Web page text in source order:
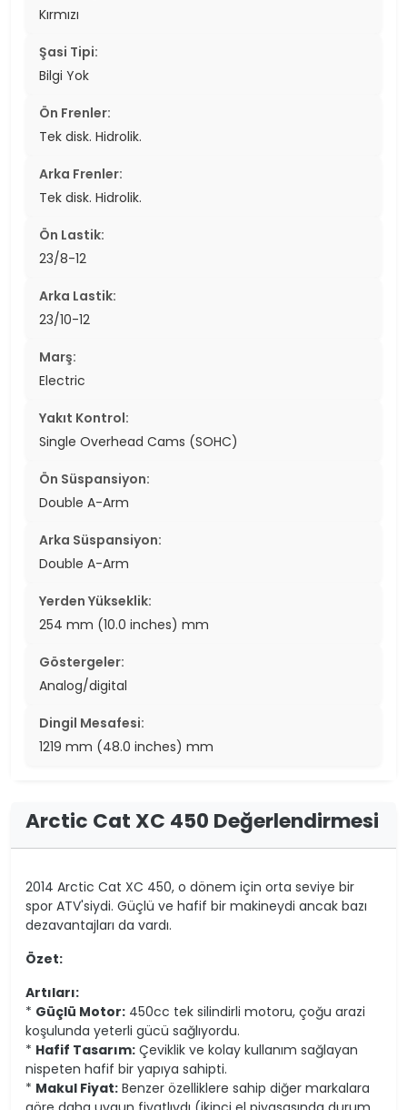
Kırmızı
Şasi Tipi:
Bilgi Yok
Ön Frenler:
Tek disk. Hidrolik.
Arka Frenler:
Tek disk. Hidrolik.
Ön Lastik:
23/8-12
Arka Lastik:
23/10-12
Marş:
Electric
Yakıt Kontrol:
Single Overhead Cams (SOHC)
Ön Süspansiyon:
Double A-Arm
Arka Süspansiyon:
Double A-Arm
Yerden Yükseklik:
254 mm (10.0 inches) mm
Göstergeler:
Analog/digital
Dingil Mesafesi:
1219 mm (48.0 inches) mm
Arctic Cat XC 450 Değerlendirmesi
2014 Arctic Cat XC 450, o dönem için orta seviye bir
spor ATV'siydi. Güçlü ve hafif bir makineydi ancak bazı
dezavantajları da vardı.
Özet:
Artıları:
* Güçlü Motor: 450cc tek silindirli motoru, çoğu arazi
koşulunda yeterli gücü sağlıyordu.
* Hafif Tasarım: Çeviklik ve kolay kullanım sağlayan
nispeten hafif bir yapıya sahipti.
* Makul Fiyat: Benzer özelliklere sahip diğer markalara